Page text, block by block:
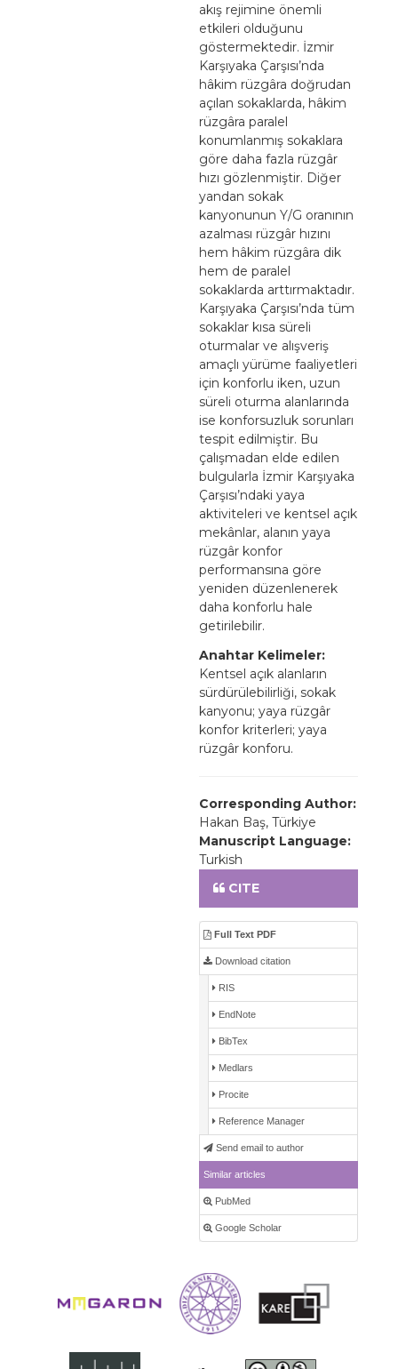
akış rejimine önemli
etkileri olduğunu
göstermektedir. İzmir
Karşıyaka Çarşısı’nda
hâkim rüzgâra doğrudan
açılan sokaklarda, hâkim
rüzgâra paralel
konumlanmış sokaklara
göre daha fazla rüzgâr
hızı gözlenmiştir. Diğer
yandan sokak
kanyonunun Y/G oranının
azalması rüzgâr hızını
hem hâkim rüzgâra dik
hem de paralel
sokaklarda arttırmaktadır.
Karşıyaka Çarşısı’nda tüm
sokaklar kısa süreli
oturmalar ve alışveriş
amaçlı yürüme faaliyetleri
için konforlu iken, uzun
süreli oturma alanlarında
ise konforsuzluk sorunları
tespit edilmiştir. Bu
çalışmadan elde edilen
bulgularla İzmir Karşıyaka
Çarşısı’ndaki yaya
aktiviteleri ve kentsel açık
mekânlar, alanın yaya
rüzgâr konfor
performansına göre
yeniden düzenlenerek
daha konforlu hale
getirilebilir.
Anahtar Kelimeler:
Kentsel açık alanların
sürdürülebilirliği, sokak
kanyonu; yaya rüzgâr
konfor kriterleri; yaya
rüzgâr konforu.
Corresponding Author:
Hakan Baş, Türkiye
Manuscript Language:
Turkish
CITE
Full Text PDF
Download citation
RIS
EndNote
BibTex
Medlars
Procite
Reference Manager
Send email to author
Similar articles
PubMed
Google Scholar